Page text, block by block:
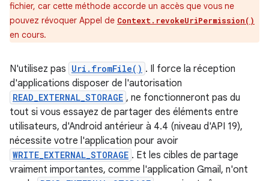
fichier, car cette méthode accorde un accès que vous ne
pouvez révoquer Appel de Context.revokeUriPermission()
en cours.
N'utilisez pas Uri.fromFile() . Il force la réception
d'applications disposer de l'autorisation
READ_EXTERNAL_STORAGE , ne fonctionneront pas du
tout si vous essayez de partager des éléments entre
utilisateurs, d'Android antérieur à 4.4 (niveau d'API 19),
nécessite votre l'application pour avoir
WRITE_EXTERNAL_STORAGE . Et les cibles de partage
vraiment importantes, comme l'application Gmail, n'ont